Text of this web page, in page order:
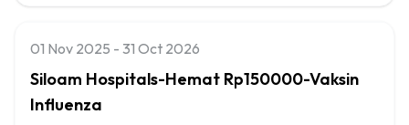
01 Nov 2025 - 31 Oct 2026
Siloam Hospitals-Hemat Rp150000-Vaksin
Influenza